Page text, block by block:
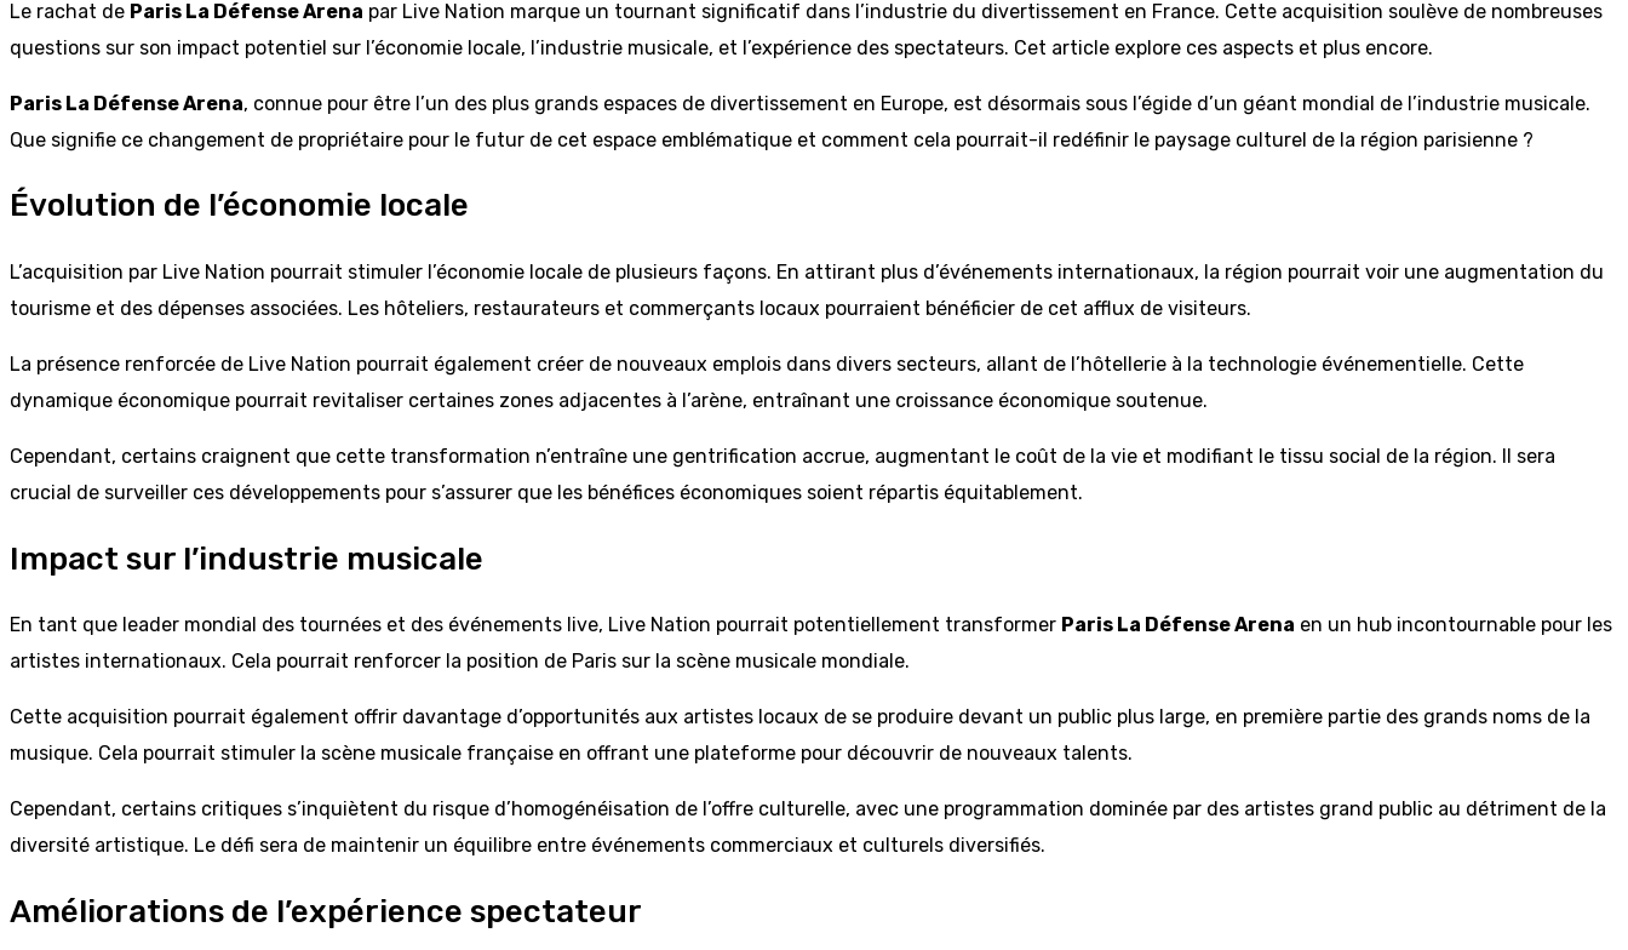
Le rachat de Paris La Défense Arena par Live Nation marque un tournant significatif dans l’industrie du divertissement en France. Cette acquisition soulève de nombreuses
questions sur son impact potentiel sur l’économie locale, l’industrie musicale, et l’expérience des spectateurs. Cet article explore ces aspects et plus encore.
Paris La Défense Arena, connue pour être l’un des plus grands espaces de divertissement en Europe, est désormais sous l’égide d’un géant mondial de l’industrie musicale.
Que signifie ce changement de propriétaire pour le futur de cet espace emblématique et comment cela pourrait-il redéfinir le paysage culturel de la région parisienne ?
Évolution de l’économie locale
L’acquisition par Live Nation pourrait stimuler l’économie locale de plusieurs façons. En attirant plus d’événements internationaux, la région pourrait voir une augmentation du
tourisme et des dépenses associées. Les hôteliers, restaurateurs et commerçants locaux pourraient bénéficier de cet afflux de visiteurs.
La présence renforcée de Live Nation pourrait également créer de nouveaux emplois dans divers secteurs, allant de l’hôtellerie à la technologie événementielle. Cette
dynamique économique pourrait revitaliser certaines zones adjacentes à l’arène, entraînant une croissance économique soutenue.
Cependant, certains craignent que cette transformation n’entraîne une gentrification accrue, augmentant le coût de la vie et modifiant le tissu social de la région. Il sera
crucial de surveiller ces développements pour s’assurer que les bénéfices économiques soient répartis équitablement.
Impact sur l’industrie musicale
En tant que leader mondial des tournées et des événements live, Live Nation pourrait potentiellement transformer Paris La Défense Arena en un hub incontournable pour les
artistes internationaux. Cela pourrait renforcer la position de Paris sur la scène musicale mondiale.
Cette acquisition pourrait également offrir davantage d’opportunités aux artistes locaux de se produire devant un public plus large, en première partie des grands noms de la
musique. Cela pourrait stimuler la scène musicale française en offrant une plateforme pour découvrir de nouveaux talents.
Cependant, certains critiques s’inquiètent du risque d’homogénéisation de l’offre culturelle, avec une programmation dominée par des artistes grand public au détriment de la
diversité artistique. Le défi sera de maintenir un équilibre entre événements commerciaux et culturels diversifiés.
Améliorations de l’expérience spectateur